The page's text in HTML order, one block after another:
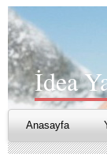
İdea
Anasayfa